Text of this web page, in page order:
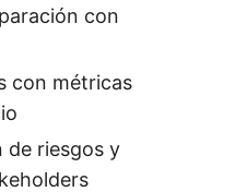
con
con métricas
de riesgos y